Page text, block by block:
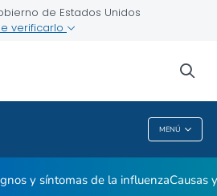
de Estados Unidos
verificarlo
MENÚ
enferma
y síntomas de la influenzaCausas